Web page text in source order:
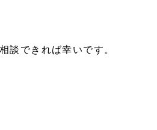
談できれば幸いです。